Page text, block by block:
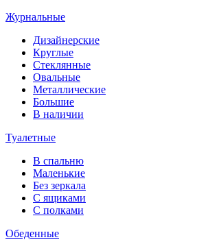
Журнальные
Дизайнерские
Круглые
Стеклянные
Овальные
Металлические
Большие
В наличии
Туалетные
В спальню
Маленькие
Без зеркала
С ящиками
С полками
Обеденные